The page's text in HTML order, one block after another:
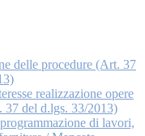
delle procedure (Art. 37
realizzazione opere
37 del d.lgs. 33/2013)
di lavori,